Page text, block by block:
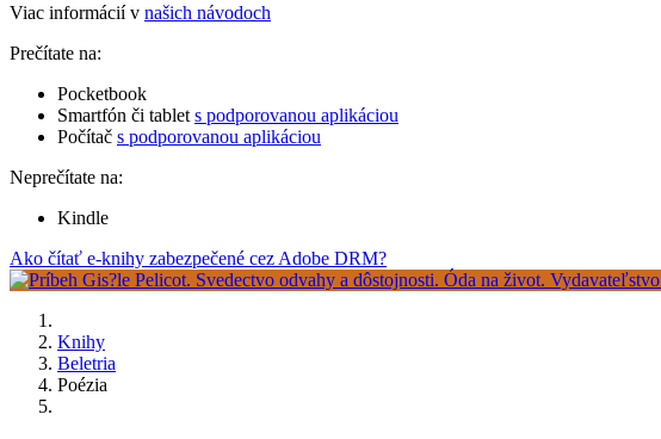
Viac informácií v našich návodoch
Prečítate na:
Pocketbook
Smartfón či tablet s podporovanou aplikáciou
Počítač s podporovanou aplikáciou
Neprečítate na:
Kindle
Ako čítať e-knihy zabezpečené cez Adobe DRM?
Knihy
Beletria
Poézia